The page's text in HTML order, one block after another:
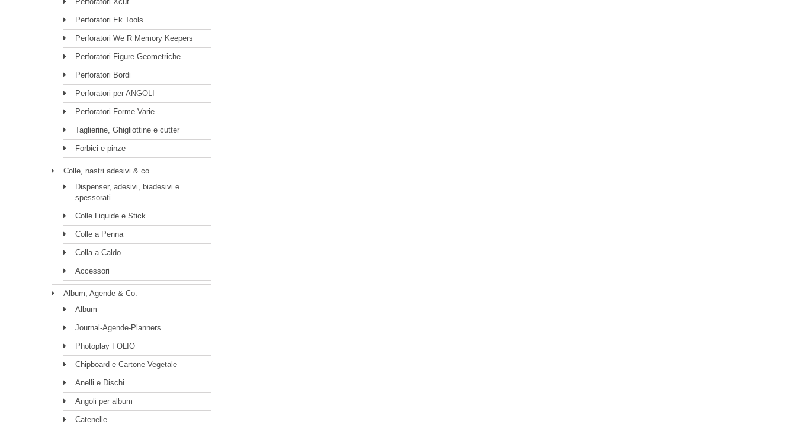
Perforatori Ek Tools
Perforatori We R Memory Keepers
Perforatori Figure Geometriche
Perforatori Bordi
Perforatori per ANGOLI
Perforatori Forme Varie
Taglierine, Ghigliottine e cutter
Forbici e pinze
Colle, nastri adesivi & co.
Dispenser, adesivi, biadesivi e
spessorati
Colle Liquide e Stick
Colle a Penna
Colla a Caldo
Accessori
Album, Agende & Co.
Album
Journal-Agende-Planners
Photoplay FOLIO
Chipboard e Cartone Vegetale
Anelli e Dischi
Angoli per album
Catenelle